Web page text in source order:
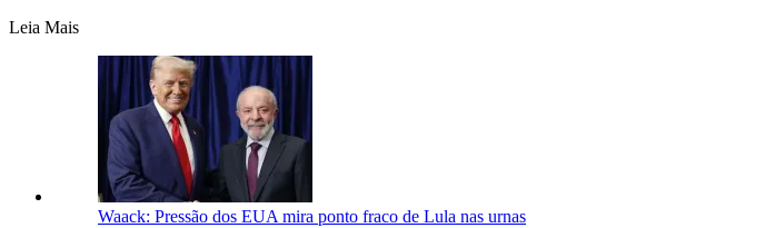
Leia Mais
Waack: Pressão dos EUA mira ponto fraco de Lula nas urnas